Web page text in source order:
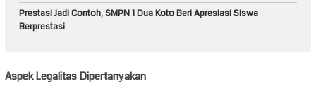
Prestasi Jadi Contoh, SMPN 1 Dua Koto Beri Apresiasi Siswa
Berprestasi
Aspek Legalitas Dipertanyakan